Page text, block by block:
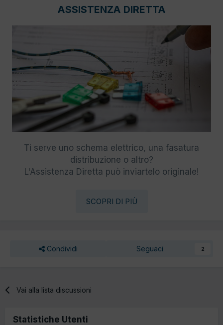
ASSISTENZA DIRETTA
Ti serve uno schema elettrico, una fasatura
distribuzione o altro?
L'Assistenza Diretta può inviartelo originale!
SCOPRI DI PIÙ
Condividi Seguaci 2
Vai alla lista discussioni
Statistiche Utenti